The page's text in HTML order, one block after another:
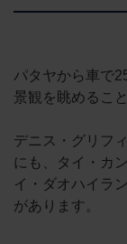
パタヤから車で
景観を眺めるこ
デニス・グリフ
にも、タイ・カ
イ・ダオハイラ
があります。